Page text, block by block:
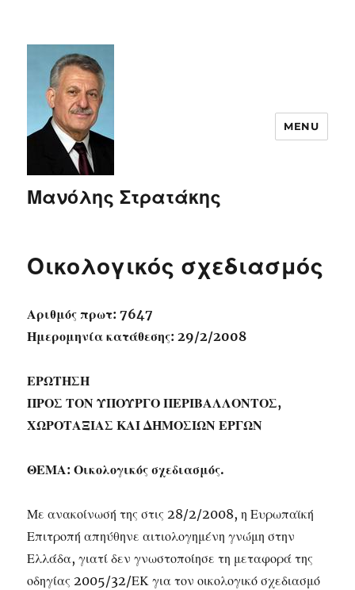
Μανόλης Στρατάκης
MENU
Οικολογικός σχεδιασμός
Αριθμός πρωτ: 7647
Ημερομηνία κατάθεσης: 29/2/2008
ΕΡΩΤΗΣΗ
ΠΡΟΣ ΤΟΝ ΥΠΟΥΡΓΟ ΠΕΡΙΒΑΛΛΟΝΤΟΣ,
ΧΩΡΟΤΑΞΙΑΣ ΚΑΙ ΔΗΜΟΣΙΩΝ ΕΡΓΩΝ
ΘΕΜΑ: Οικολογικός σχεδιασμός.
Με ανακοίνωσή της στις 28/2/2008, η Ευρωπαϊκή
Επιτροπή απηύθηνε αιτιολογημένη γνώμη στην
Ελλάδα, γιατί δεν γνωστοποίησε τη μεταφορά της
οδηγίας 2005/32/ΕΚ για τον οικολογικό σχεδιασμό